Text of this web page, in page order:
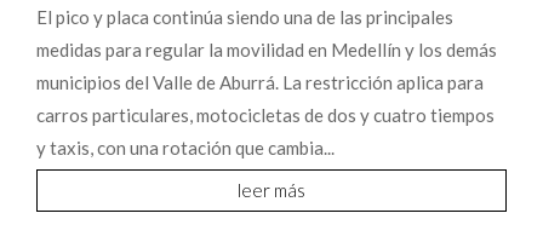
El pico y placa continúa siendo una de las principales
medidas para regular la movilidad en Medellín y los demás
municipios del Valle de Aburrá. La restricción aplica para
carros particulares, motocicletas de dos y cuatro tiempos
y taxis, con una rotación que cambia...
leer más